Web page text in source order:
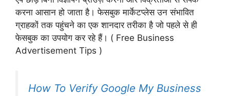
करना आसान हो जाता है। फेसबुक मार्केटप्लेस उन संभावित
ग्राहकों तक पहुंचने का एक शानदार तरीका है जो पहले से ही
फेसबुक का उपयोग कर रहे हैं। ( Free Business
Advertisement Tips )
How To Verify Google My Business